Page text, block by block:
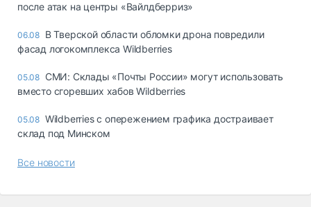
после атак на центры «Вайлдберриз»
06.08 В Тверской области обломки дрона повредили
фасад логокомплекса Wildberries
05.08 СМИ: Склады «Почты России» могут использовать
вместо сгоревших хабов Wildberries
05.08 Wildberries с опережением графика достраивает
склад под Минском
Все новости